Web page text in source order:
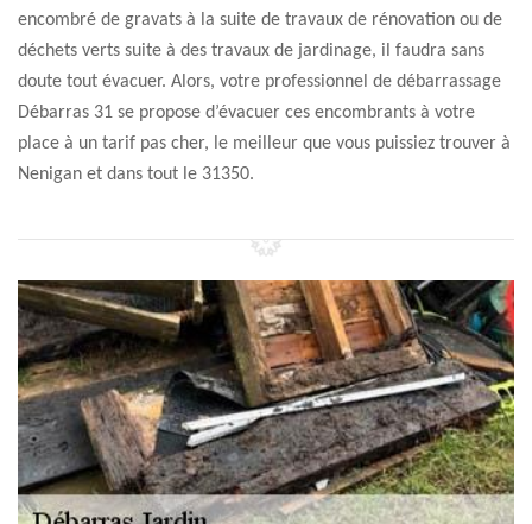
encombré de gravats à la suite de travaux de rénovation ou de
déchets verts suite à des travaux de jardinage, il faudra sans
doute tout évacuer. Alors, votre professionnel de débarrassage
Débarras 31 se propose d’évacuer ces encombrants à votre
place à un tarif pas cher, le meilleur que vous puissiez trouver à
Nenigan et dans tout le 31350.